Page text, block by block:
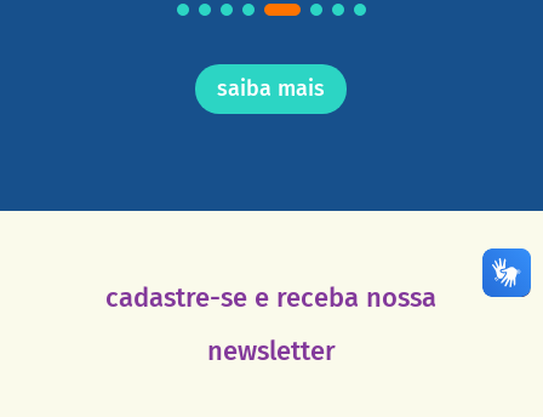
saiba mais
cadastre-se e receba nossa
newsletter